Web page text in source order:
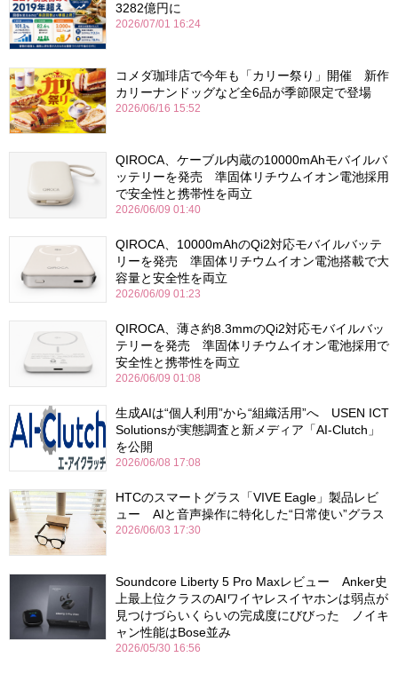
3282億円に
2026/07/01 16:24
コメダ珈琲店で今年も「カリー祭り」開催 新作
カリーナンドッグなど全6品が季節限定で登場
2026/06/16 15:52
QIROCA、ケーブル内蔵の10000mAhモバイルバ
ッテリーを発売 準固体リチウムイオン電池採用
で安全性と携帯性を両立
2026/06/09 01:40
QIROCA、10000mAhのQi2対応モバイルバッテ
リーを発売 準固体リチウムイオン電池搭載で大
容量と安全性を両立
2026/06/09 01:23
QIROCA、薄さ約8.3mmのQi2対応モバイルバッ
テリーを発売 準固体リチウムイオン電池採用で
安全性と携帯性を両立
2026/06/09 01:08
生成AIは“個人利用”から“組織活用”へ USEN ICT
Solutionsが実態調査と新メディア「AI-Clutch」
を公開
2026/06/08 17:08
HTCのスマートグラス「VIVE Eagle」製品レビ
ュー AIと音声操作に特化した“日常使い”グラス
2026/06/03 17:30
Soundcore Liberty 5 Pro Maxレビュー Anker史
上最上位クラスのAIワイヤレスイヤホンは弱点が
見つけづらいくらいの完成度にびびった ノイキ
ャン性能はBose並み
2026/05/30 16:56